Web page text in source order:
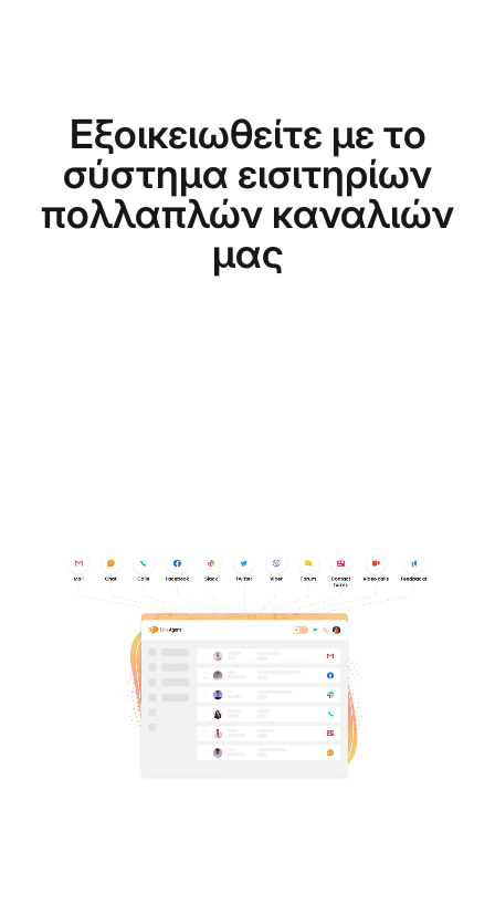
Εξοικειωθείτε με το
σύστημα εισιτηρίων
πολλαπλών καναλιών
μας